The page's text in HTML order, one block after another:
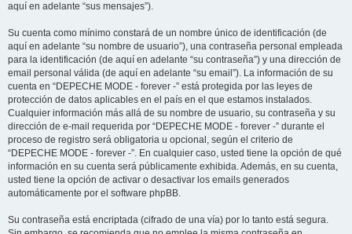
aquí en adelante “sus mensajes”).
Su cuenta como mínimo constará de un nombre único de identificación (de
aquí en adelante “su nombre de usuario”), una contraseña personal empleada
para la identificación (de aquí en adelante “su contraseña”) y una dirección de
email personal válida (de aquí en adelante “su email”). La información de su
cuenta en “DEPECHE MODE - forever -” está protegida por las leyes de
protección de datos aplicables en el país en el que estamos instalados.
Cualquier información más allá de su nombre de usuario, su contraseña y su
dirección de e-mail requerida por “DEPECHE MODE - forever -” durante el
proceso de registro será obligatoria u opcional, según el criterio de
“DEPECHE MODE - forever -”. En cualquier caso, usted tiene la opción de qué
información en su cuenta será públicamente exhibida. Además, en su cuenta,
usted tiene la opción de activar o desactivar los emails generados
automáticamente por el software phpBB.
Su contraseña está encriptada (cifrado de una vía) por lo tanto está segura.